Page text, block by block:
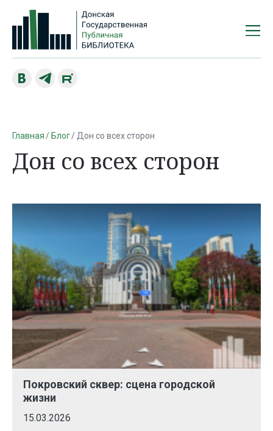
Главная Блог Дон со всех сторон
Дон со всех сторон
Покровский сквер: сцена городской
жизни
15.03.2026